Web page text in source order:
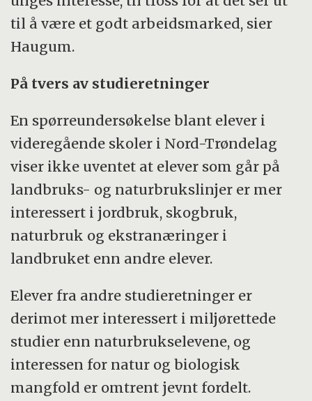
til å være et godt arbeidsmarked, sier
Haugum.
På tvers av studieretninger
En spørreundersøkelse blant elever i
videregående skoler i Nord-Trøndelag
viser ikke uventet at elever som går på
landbruks- og naturbrukslinjer er mer
interessert i jordbruk, skogbruk,
naturbruk og ekstranæringer i
landbruket enn andre elever.
Elever fra andre studieretninger er
derimot mer interessert i miljørettede
studier enn naturbrukselevene, og
interessen for natur og biologisk
mangfold er omtrent jevnt fordelt.